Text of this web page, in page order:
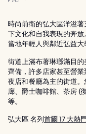
時尚前衛的弘大區洋溢
下文化和自我表現的奔
當地年輕人與鄰近弘益大
街道上滿布著琳瑯滿目
齊備，許多店家甚至營業
夜店和餐廳為主的街道
廊、爵士咖啡館、茶房 (
等。
弘大區 名列首爾 17 大熱